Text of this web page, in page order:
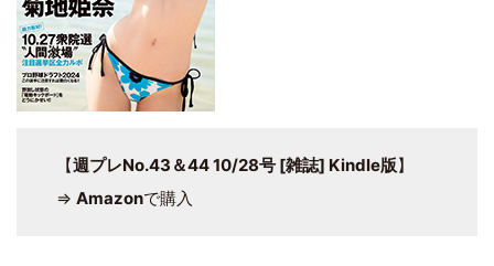
【週プレNo.43＆44 10/28号 [雑誌] Kindle版】
⇒ Amazonで購入